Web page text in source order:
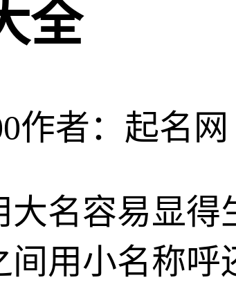
全
作者：起名网
名容易显
用小名称呼